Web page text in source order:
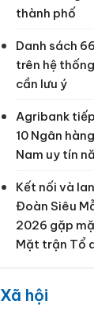
thành phố
Danh sách
trên hệ
cần lưu ý
Agribank
10 Ngân
Nam uy tín
Kết nối và
Đoàn Siêu
2026 gặp
Mặt trận Tổ
Xã hội